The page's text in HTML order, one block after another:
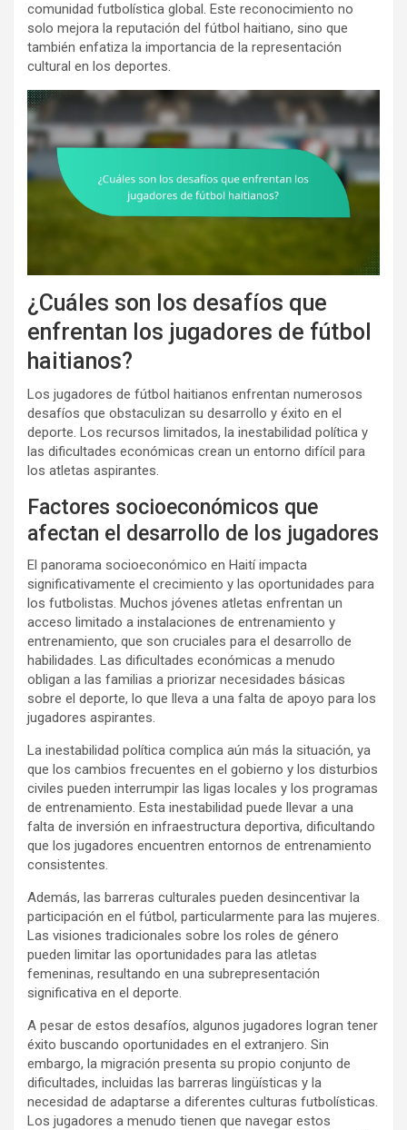
comunidad futbolística global. Este reconocimiento no
solo mejora la reputación del fútbol haitiano, sino que
también enfatiza la importancia de la representación
cultural en los deportes.
¿Cuáles son los desafíos que
enfrentan los jugadores de fútbol
haitianos?
Los jugadores de fútbol haitianos enfrentan numerosos
desafíos que obstaculizan su desarrollo y éxito en el
deporte. Los recursos limitados, la inestabilidad política y
las dificultades económicas crean un entorno difícil para
los atletas aspirantes.
Factores socioeconómicos que
afectan el desarrollo de los jugadores
El panorama socioeconómico en Haití impacta
significativamente el crecimiento y las oportunidades para
los futbolistas. Muchos jóvenes atletas enfrentan un
acceso limitado a instalaciones de entrenamiento y
entrenamiento, que son cruciales para el desarrollo de
habilidades. Las dificultades económicas a menudo
obligan a las familias a priorizar necesidades básicas
sobre el deporte, lo que lleva a una falta de apoyo para los
jugadores aspirantes.
La inestabilidad política complica aún más la situación, ya
que los cambios frecuentes en el gobierno y los disturbios
civiles pueden interrumpir las ligas locales y los programas
de entrenamiento. Esta inestabilidad puede llevar a una
falta de inversión en infraestructura deportiva, dificultando
que los jugadores encuentren entornos de entrenamiento
consistentes.
Además, las barreras culturales pueden desincentivar la
participación en el fútbol, particularmente para las mujeres.
Las visiones tradicionales sobre los roles de género
pueden limitar las oportunidades para las atletas
femeninas, resultando en una subrepresentación
significativa en el deporte.
A pesar de estos desafíos, algunos jugadores logran tener
éxito buscando oportunidades en el extranjero. Sin
embargo, la migración presenta su propio conjunto de
dificultades, incluidas las barreras lingüísticas y la
necesidad de adaptarse a diferentes culturas futbolísticas.
Los jugadores a menudo tienen que navegar estos